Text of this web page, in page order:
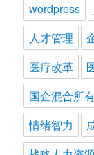
wordpress
人才管理
医疗改革
国企混合所
情绪智力